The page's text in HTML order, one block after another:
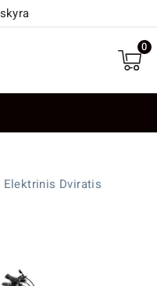
0
Elektrinis Dviratis